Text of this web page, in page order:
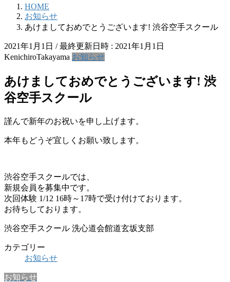
HOME
お知らせ
あけましておめでとうございます! 渋谷空手スクール
2021年1月1日 / 最終更新日時 : 2021年1月1日
KenichiroTakayama お知らせ
あけましておめでとうございます! 渋
谷空手スクール
謹んで新年のお祝いを申し上げます。
本年もどうぞ宜しくお願い致します。
渋谷空手スクールでは、
新規会員を募集中です。
次回体験 1/12 16時～17時で受け付けております。
お待ちしております。
渋谷空手スクール 洗心道会館道玄坂支部
カテゴリー
お知らせ
お知らせ